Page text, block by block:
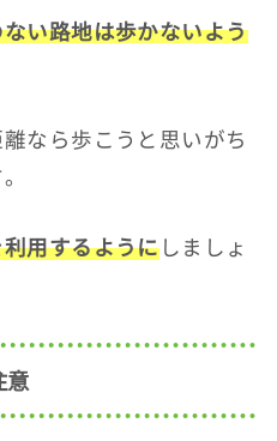
い路地は歩かないよう
なら歩こうと思いがち
用するようにしましょ
意